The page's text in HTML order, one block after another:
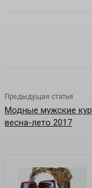
Предыдущая статья
Модные мужские
весна-лето 2017